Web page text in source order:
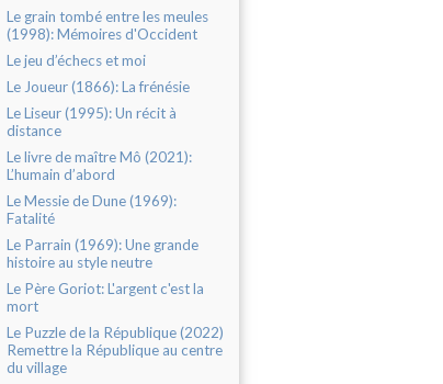
Le grain tombé entre les meules
(1998): Mémoires d'Occident
Le jeu d’échecs et moi
Le Joueur (1866): La frénésie
Le Liseur (1995): Un récit à
distance
Le livre de maître Mô (2021):
L’humain d’abord
Le Messie de Dune (1969):
Fatalité
Le Parrain (1969): Une grande
histoire au style neutre
Le Père Goriot: L'argent c'est la
mort
Le Puzzle de la République (2022)
Remettre la République au centre
du village